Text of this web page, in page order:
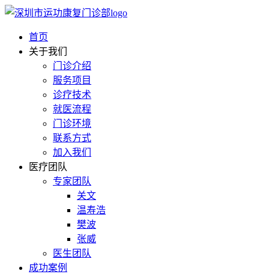
首页
关于我们
门诊介绍
服务项目
诊疗技术
就医流程
门诊环境
联系方式
加入我们
医疗团队
专家团队
关文
温寿浩
樊波
张威
医生团队
成功案例